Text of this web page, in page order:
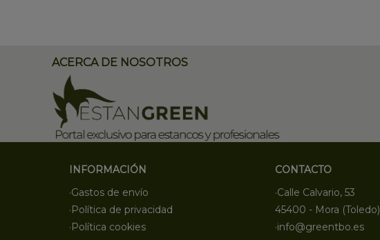
ACERCA DE NOSOTROS
INFORMACIÓN
·Gastos de envío
·Política de privacidad
·Política cookies
CONTACTO
·Calle Calvario, 53
45400 - Mora (Toledo)
·info@greentbo.es